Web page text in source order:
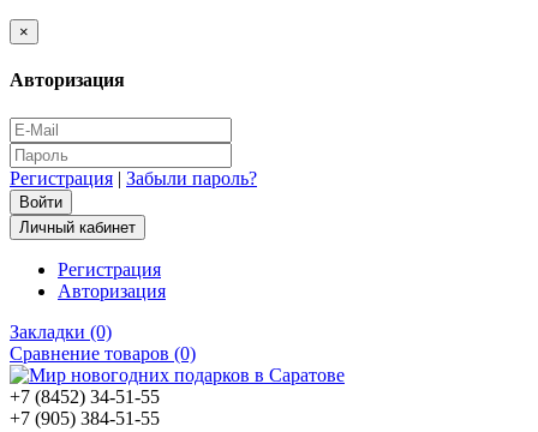
×
Авторизация
Регистрация | Забыли пароль?
Личный кабинет
Регистрация
Авторизация
Закладки (0)
Сравнение товаров (0)
+7 (8452) 34-51-55
+7 (905) 384-51-55